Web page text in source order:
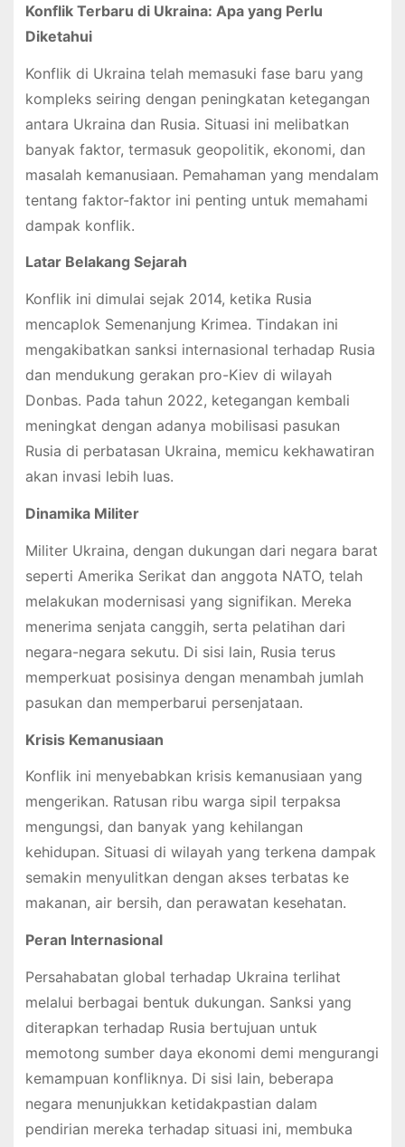
Konflik Terbaru di Ukraina: Apa yang Perlu
Diketahui
Konflik di Ukraina telah memasuki fase baru yang
kompleks seiring dengan peningkatan ketegangan
antara Ukraina dan Rusia. Situasi ini melibatkan
banyak faktor, termasuk geopolitik, ekonomi, dan
masalah kemanusiaan. Pemahaman yang mendalam
tentang faktor-faktor ini penting untuk memahami
dampak konflik.
Latar Belakang Sejarah
Konflik ini dimulai sejak 2014, ketika Rusia
mencaplok Semenanjung Krimea. Tindakan ini
mengakibatkan sanksi internasional terhadap Rusia
dan mendukung gerakan pro-Kiev di wilayah
Donbas. Pada tahun 2022, ketegangan kembali
meningkat dengan adanya mobilisasi pasukan
Rusia di perbatasan Ukraina, memicu kekhawatiran
akan invasi lebih luas.
Dinamika Militer
Militer Ukraina, dengan dukungan dari negara barat
seperti Amerika Serikat dan anggota NATO, telah
melakukan modernisasi yang signifikan. Mereka
menerima senjata canggih, serta pelatihan dari
negara-negara sekutu. Di sisi lain, Rusia terus
memperkuat posisinya dengan menambah jumlah
pasukan dan memperbarui persenjataan.
Krisis Kemanusiaan
Konflik ini menyebabkan krisis kemanusiaan yang
mengerikan. Ratusan ribu warga sipil terpaksa
mengungsi, dan banyak yang kehilangan
kehidupan. Situasi di wilayah yang terkena dampak
semakin menyulitkan dengan akses terbatas ke
makanan, air bersih, dan perawatan kesehatan.
Peran Internasional
Persahabatan global terhadap Ukraina terlihat
melalui berbagai bentuk dukungan. Sanksi yang
diterapkan terhadap Rusia bertujuan untuk
memotong sumber daya ekonomi demi mengurangi
kemampuan konfliknya. Di sisi lain, beberapa
negara menunjukkan ketidakpastian dalam
pendirian mereka terhadap situasi ini, membuka